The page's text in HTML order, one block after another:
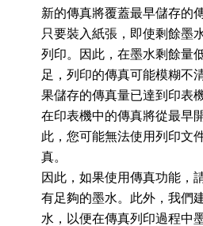
新的傳真將覆蓋最早儲存的傳
只要裝入紙張，即使剩餘墨
列印。因此，在墨水剩餘量
足，列印的傳真可能模糊不
果儲存的傳真量已達到印表
在印表機中的傳真將從最早
此，您可能無法使用列印文
真。
因此，如果使用傳真功能，
有足夠的墨水。此外，我們
水，以便在傳真列印過程中